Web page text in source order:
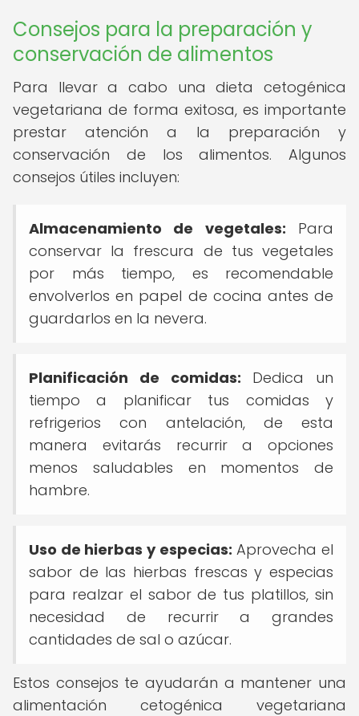
Consejos para la preparación y
conservación de alimentos
Para llevar a cabo una dieta cetogénica
vegetariana de forma exitosa, es importante
prestar atención a la preparación y
conservación de los alimentos. Algunos
consejos útiles incluyen:
Almacenamiento de vegetales: Para
conservar la frescura de tus vegetales
por más tiempo, es recomendable
envolverlos en papel de cocina antes de
guardarlos en la nevera.
Planificación de comidas: Dedica un
tiempo a planificar tus comidas y
refrigerios con antelación, de esta
manera evitarás recurrir a opciones
menos saludables en momentos de
hambre.
Uso de hierbas y especias: Aprovecha el
sabor de las hierbas frescas y especias
para realzar el sabor de tus platillos, sin
necesidad de recurrir a grandes
cantidades de sal o azúcar.
Estos consejos te ayudarán a mantener una
alimentación cetogénica vegetariana